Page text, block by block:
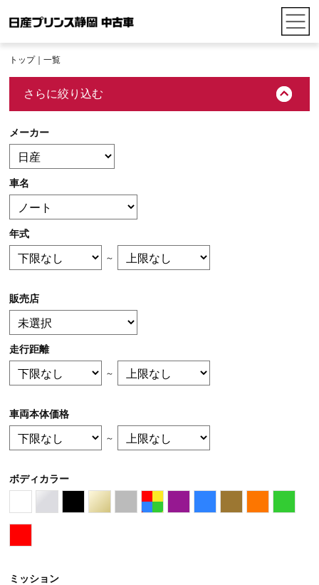
トップ｜一覧
さらに絞り込む
メーカー
車名
年式
～
販売店
走行距離
～
車両本体価格
～
ボディカラー
ミッション